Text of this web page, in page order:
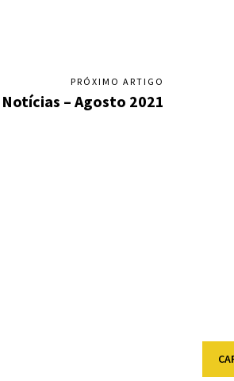
PRÓXIMO ARTIGO
Notícias – Agosto 2021